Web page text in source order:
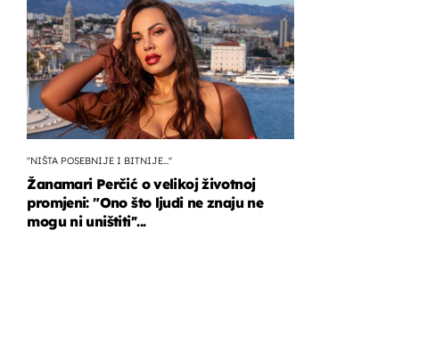
''NIŠTA POSEBNIJE I BITNIJE...''
Žanamari Perčić o velikoj životnoj
promjeni: "Ono što ljudi ne znaju ne
mogu ni uništiti''...